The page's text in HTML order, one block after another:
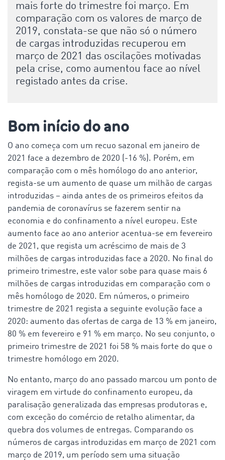
mais forte do trimestre foi março. Em
comparação com os valores de março de
2019, constata-se que não só o número
de cargas introduzidas recuperou em
março de 2021 das oscilações motivadas
pela crise, como aumentou face ao nível
registado antes da crise.
Bom início do ano
O ano começa com um recuo sazonal em janeiro de
2021 face a dezembro de 2020 (-16 %). Porém, em
comparação com o mês homólogo do ano anterior,
regista-se um aumento de quase um milhão de cargas
introduzidas – ainda antes de os primeiros efeitos da
pandemia de coronavírus se fazerem sentir na
economia e do confinamento a nível europeu. Este
aumento face ao ano anterior acentua-se em fevereiro
de 2021, que regista um acréscimo de mais de 3
milhões de cargas introduzidas face a 2020. No final do
primeiro trimestre, este valor sobe para quase mais 6
milhões de cargas introduzidas em comparação com o
mês homólogo de 2020. Em números, o primeiro
trimestre de 2021 regista a seguinte evolução face a
2020: aumento das ofertas de carga de 13 % em janeiro,
80 % em fevereiro e 91 % em março. No seu conjunto, o
primeiro trimestre de 2021 foi 58 % mais forte do que o
trimestre homólogo em 2020.
No entanto, março do ano passado marcou um ponto de
viragem em virtude do confinamento europeu, da
paralisação generalizada das empresas produtoras e,
com exceção do comércio de retalho alimentar, da
quebra dos volumes de entregas. Comparando os
números de cargas introduzidas em março de 2021 com
março de 2019, um período sem uma situação